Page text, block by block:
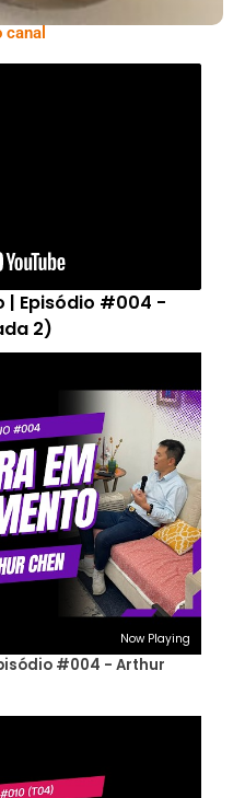
canal
| Episódio #004 -
2)
Now Playing
#004 - Arthur